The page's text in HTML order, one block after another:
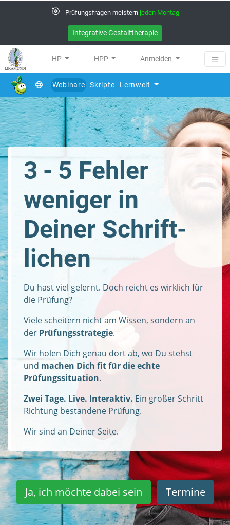
🎯 Prüfungsfragen meistern jeden Montag
Integrative Gestalttherapie
HP HPP Anmelden
Webinare
Skripte Lernwelt
3 - 5 Fehler
weniger in
Deiner Schrift­
lichen
Du hast viel gelernt. Doch reicht es wirklich für
die Prüfung?
Viele scheitern nicht am Wissen, sondern an
der Prüfungsstrategie.
Wir holen Dich genau dort ab, wo Du stehst
und machen Dich fit für die echte
Prüfungssituation.
Zwei Tage. Live. Interaktiv. Ein großer Schritt
Richtung bestandene Prüfung.
Wir sind an Deiner Seite.
Ja, ich möchte dabei sein Termine